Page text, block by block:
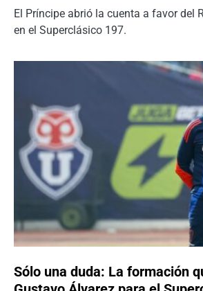
El Príncipe abrió la cuenta a favor del
en el Superclásico 197.
Sólo una duda: La formación